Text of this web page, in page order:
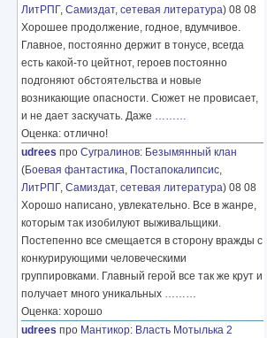
ЛитРПГ, Самиздат, сетевая литература) 08 08
Хорошее продолжение, годное, вдумчивое.
Главное, постоянно держит в тонусе, всегда
есть какой-то цейтнот, героев постоянно
подгоняют обстоятельства и новые
возникающие опасности. Сюжет не провисает,
и не дает заскучать. Даже ………
Оценка: отлично!
udrees про Сугралинов: Безымянный клан
(Боевая фантастика, Постапокалипсис,
ЛитРПГ, Самиздат, сетевая литература) 08 08
Хорошо написано, увлекательно. Все в жанре,
которым так изобилуют выживальщики.
Постепенно все смещается в сторону вражды с
конкурирующими человеческими
группировками. Главный герой все так же крут и
получает много уникальных ………
Оценка: хорошо
udrees про Мантикор: Власть Мотылька 2